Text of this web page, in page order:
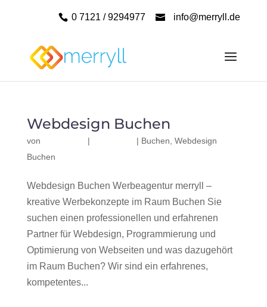
0 7121 / 9294977 info@merryll.de
Webdesign Buchen
von | | Buchen Webdesign
Buchen
Webdesign Buchen Werbeagentur merryll –
kreative Werbekonzepte im Raum Buchen Sie
suchen einen professionellen und erfahrenen
Partner für Webdesign, Programmierung und
Optimierung von Webseiten und was dazugehört
im Raum Buchen? Wir sind ein erfahrenes,
kompetentes...